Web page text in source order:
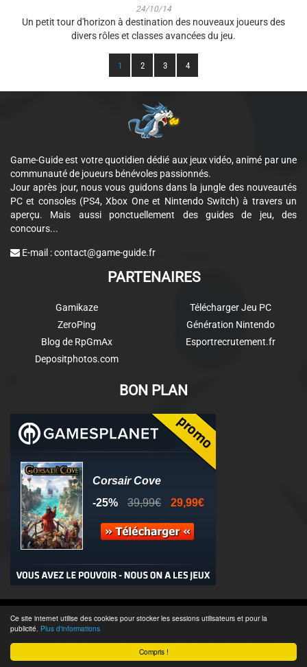
Compris !
Ce site internet utilise des cookies pour stocker les sessions utilisateurs et pour la
publicité. Plus d'informations
24/10/14
Un petit tour d'horizon à destination des nouveaux joueurs des
divers rôles et classes avancées du jeu.
1 2 3 4
Game-Guide est votre quotidien dédié aux jeux vidéo, animé par une
communauté de joueurs bénévoles passionnés.
Jour après jour, nous vous guidons dans la jungle des nouveautés
PC et consoles (PS4, Xbox One et Nintendo Switch) à travers un
aperçu. Mais aussi ponctuellement des guides de jeu, des
concours...
E-mail :contact@game-guide.fr
PARTENAIRES
Gamikaze
ZeroPing
Blog de RpGmAx
Depositphotos.com
Télécharger Jeu PC
Génération Nintendo
Esportrecrutement.fr
BON PLAN